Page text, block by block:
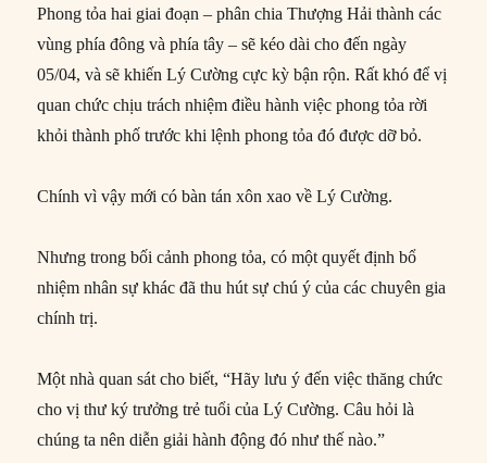
Phong tỏa hai giai đoạn – phân chia Thượng Hải thành các
vùng phía đông và phía tây – sẽ kéo dài cho đến ngày
05/04, và sẽ khiến Lý Cường cực kỳ bận rộn. Rất khó để vị
quan chức chịu trách nhiệm điều hành việc phong tỏa rời
khỏi thành phố trước khi lệnh phong tỏa đó được dỡ bỏ.
Chính vì vậy mới có bàn tán xôn xao về Lý Cường.
Nhưng trong bối cảnh phong tỏa, có một quyết định bổ
nhiệm nhân sự khác đã thu hút sự chú ý của các chuyên gia
chính trị.
Một nhà quan sát cho biết, “Hãy lưu ý đến việc thăng chức
cho vị thư ký trưởng trẻ tuổi của Lý Cường. Câu hỏi là
chúng ta nên diễn giải hành động đó như thế nào.”